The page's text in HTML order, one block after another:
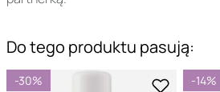
Do tego produktu pasują:
-30% -14%